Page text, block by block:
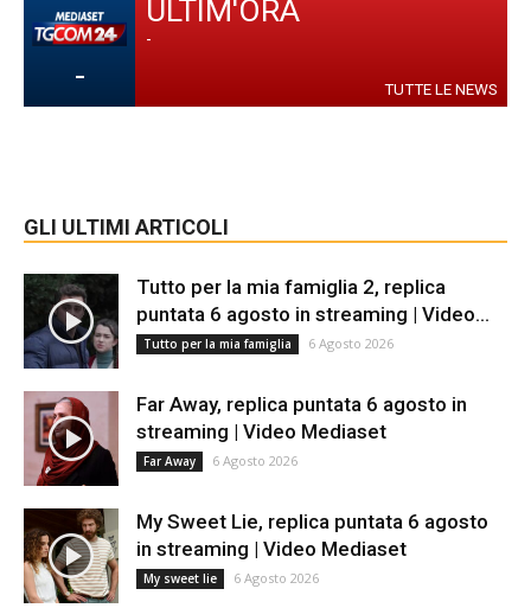
-
ULTIM'ORA
-
TUTTE LE NEWS
GLI ULTIMI ARTICOLI
Tutto per la mia famiglia 2, replica
puntata 6 agosto in streaming | Video...
Tutto per la mia famiglia 6 Agosto 2026
Far Away, replica puntata 6 agosto in
streaming | Video Mediaset
Far Away 6 Agosto 2026
My Sweet Lie, replica puntata 6 agosto
in streaming | Video Mediaset
My sweet lie 6 Agosto 2026